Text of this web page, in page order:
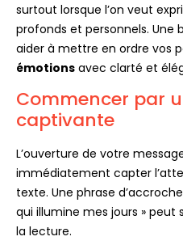
surtout lorsque l’on veut
profonds et personnels. Une
aider à mettre en ordre vos
émotions avec clarté et
Commencer par
captivante
L’ouverture de votre
immédiatement capter
texte. Une phrase
qui illumine mes jours » peut
la lecture.